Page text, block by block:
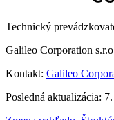
Technický
Galileo Corporation
Kontakt: Galileo
Posledná aktualizácia: